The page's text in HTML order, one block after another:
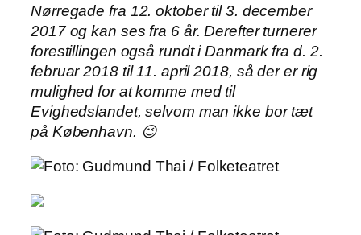
Nørregade fra 12. oktober til 3. december
2017 og kan ses fra 6 år. Derefter turnerer
forestillingen også rundt i Danmark fra d. 2.
februar 2018 til 11. april 2018, så der er rig
mulighed for at komme med til
Evighedslandet, selvom man ikke bor tæt
på København. 😉